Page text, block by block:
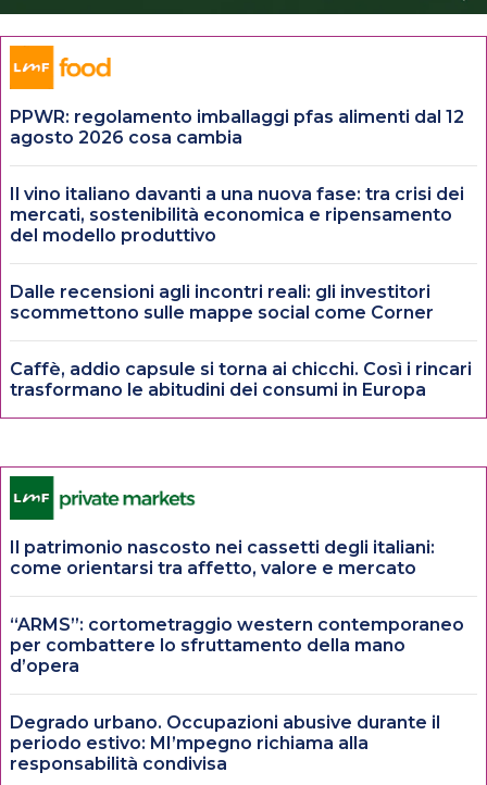
PPWR: regolamento imballaggi pfas alimenti dal 12
agosto 2026 cosa cambia
Il vino italiano davanti a una nuova fase: tra crisi dei
mercati, sostenibilità economica e ripensamento
del modello produttivo
Dalle recensioni agli incontri reali: gli investitori
scommettono sulle mappe social come Corner
Caffè, addio capsule si torna ai chicchi. Così i rincari
trasformano le abitudini dei consumi in Europa
Il patrimonio nascosto nei cassetti degli italiani:
come orientarsi tra affetto, valore e mercato
“ARMS”: cortometraggio western contemporaneo
per combattere lo sfruttamento della mano
d’opera
Degrado urbano. Occupazioni abusive durante il
periodo estivo: MI’mpegno richiama alla
responsabilità condivisa